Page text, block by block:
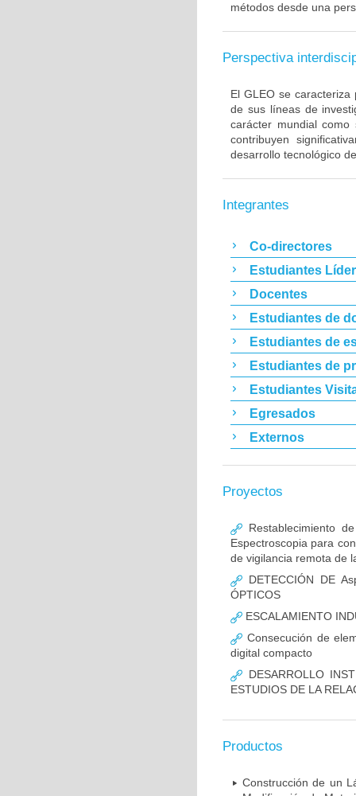
métodos desde una
Perspectiva
El GLEO se
de sus líneas de
carácter mundial como
contribuyen
desarrollo tecnológico
Integrantes
Co-directores
Estudiantes
Docentes
Estudiantes de
Estudiantes de
Estudiantes de
Estudiantes
Egresados
Externos
Proyectos
Restablecimiento
Espectroscopia para
de vigilancia remota de
DETECCIÓN DE
ÓPTICOS
ESCALAMIENTO
Consecución de
digital compacto
DESARROLLO
ESTUDIOS DE LA
Productos
Construcción de un